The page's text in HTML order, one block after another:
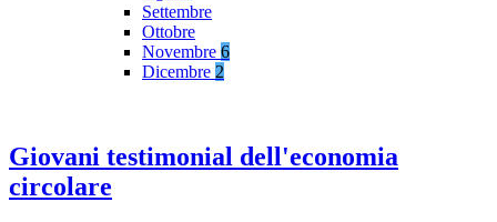
Settembre
Ottobre
Novembre 6
Dicembre 2
Giovani testimonial dell'economia
circolare